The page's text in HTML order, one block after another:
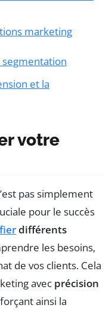
marketing
et la
votre
pas simplement
pour le succès
différents
les besoins,
de vos clients. Cela
avec précision
ainsi la